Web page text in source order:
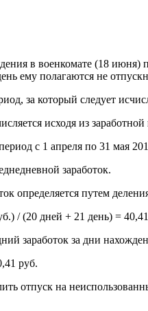
в военкомате (18 июня)
ему полагаются не
за который следует
исходя из
с 1 апреля по 31 мая
заработок.
определяется путем
/ (20 дней + 21 день) =
заработок за дни
руб.
отпуск на